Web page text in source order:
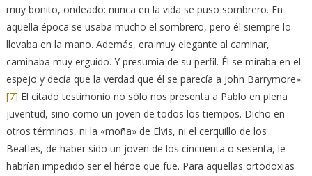
muy bonito, ondeado: nunca en la vida se puso sombrero. En
aquella época se usaba mucho el sombrero, pero él siempre lo
llevaba en la mano. Además, era muy elegante al caminar,
caminaba muy erguido. Y presumía de su perfil. Él se miraba en el
espejo y decía que la verdad que él se parecía a John Barrymore».
[7] El citado testimonio no sólo nos presenta a Pablo en plena
juventud, sino como un joven de todos los tiempos. Dicho en
otros términos, ni la «moña» de Elvis, ni el cerquillo de los
Beatles, de haber sido un joven de los cincuenta o sesenta, le
habrían impedido ser el héroe que fue. Para aquellas ortodoxias